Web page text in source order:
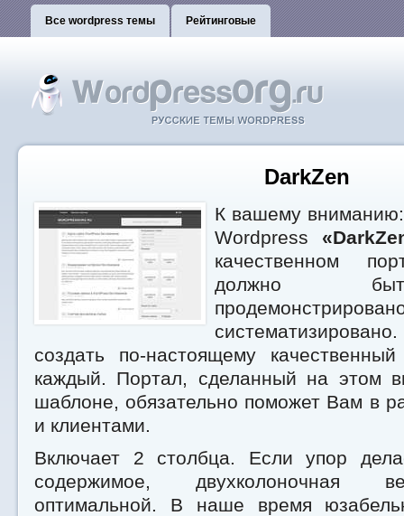
Все wordpress темы Рейтинговые
DarkZen
К вашему
Wordpress
качественном
должно
создать по-настоящему
каждый. Портал, сделанный на этом
шаблоне, обязательно поможет Вам в
и клиентами.
Включает 2 столбца. Если упор
содержимое, двухколоночная
оптимальной. В наше время